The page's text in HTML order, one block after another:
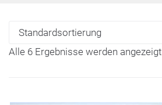
Alle 6 Ergebnisse werden angezeigt